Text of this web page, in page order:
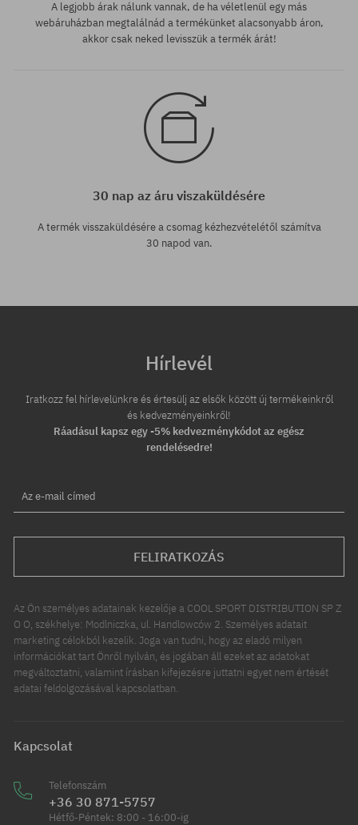
A legjobb árak nálunk vannak, de ha véletlenül egy más
webáruházban megtalálnád a termékünket alacsonyabb áron,
akkor csak neked levisszük a termék árát!
30 nap az áru viszaküldésére
A termék visszaküldésére a csomag kézhezvételétől számítva
30 napod van.
Hírlevél
Iratkozz fel hírlevelünkre és értesülj az elsők között új termékeinkről
és kedvezményeinkről!
Ráadásul kapsz egy -5% kedvezménykódot az egész
rendelésedre!
Az e-mail címed
FELIRATKOZÁS
Az Ön személyes adatainak kezelője a COOL SPORT DISTRIBUTION SP Z
O O, székhelye: Modlniczka, ul. Handlowców 2. Személyes adatait
marketing célokból kezelik. Joga van tudni, hogy az eladó milyen
információkat tart Önről nyilván, és jogában áll ezeket az adatokat
megváltoztatni, valamint írásban kifejezésre juttatni egyet nem értését
adatai feldolgozásával kapcsolatban.
Kapcsolat
Telefonszám
+36 30 871-5757
Hétfő-Péntek: 8:00 - 16:00-ig